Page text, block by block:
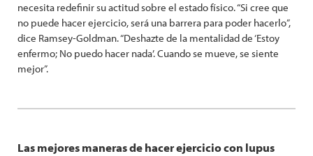
necesita redefinir su actitud sobre el estado físico. “Si cree que
no puede hacer ejercicio, será una barrera para poder hacerlo”,
dice Ramsey-Goldman. “Deshazte de la mentalidad de ‘Estoy
enfermo; No puedo hacer nada’. Cuando se mueve, se siente
mejor”.
Las mejores maneras de hacer ejercicio con lupus